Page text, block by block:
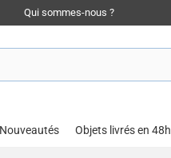
Qui sommes-nous ?
Nouveautés Objets livrés en 48h